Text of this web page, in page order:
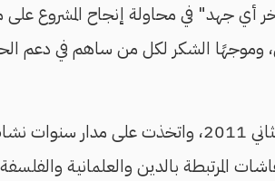
وموجهًا الشكر لكل من ساهم في دعم
حركة "علمانيون" في يناير/كانون الثاني 2011،
المرتبطة بالدين والعلمانية والفلسفة